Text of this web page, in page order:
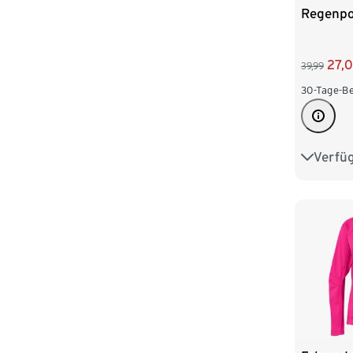
39,99
30-Tage-
S/M